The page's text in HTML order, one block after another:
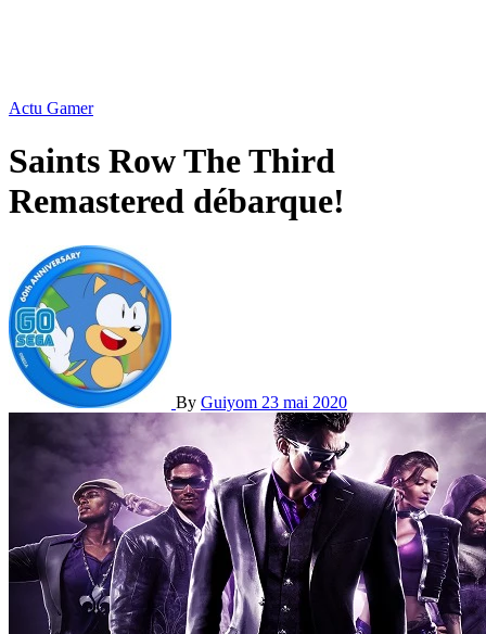
Actu Gamer
Saints Row The Third
Remastered débarque!
By Guiyom 23 mai 2020